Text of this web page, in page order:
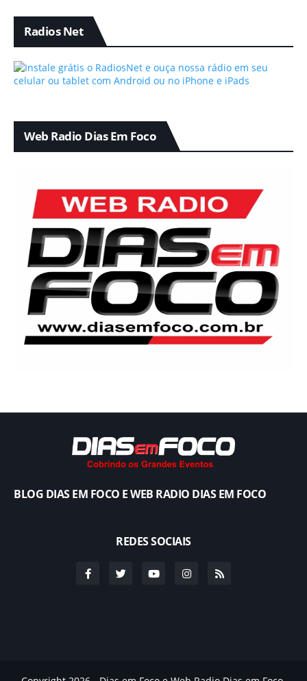
Radios Net
Web Radio Dias Em Foco
BLOG DIAS EM FOCO E WEB RADIO DIAS EM FOCO
REDES SOCIAIS